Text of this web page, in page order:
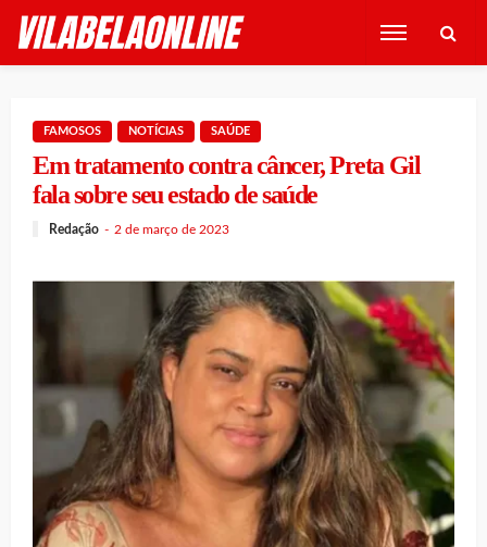
FAMOSOS NOTÍCIAS SAÚDE
Em tratamento contra câncer, Preta Gil
fala sobre seu estado de saúde
Redação 2 de março de 2023